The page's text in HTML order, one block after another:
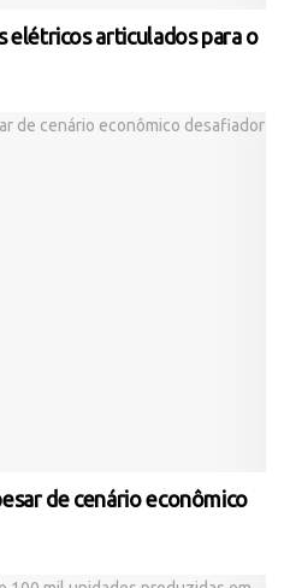
elétricos articulados para o
de cenário econômico